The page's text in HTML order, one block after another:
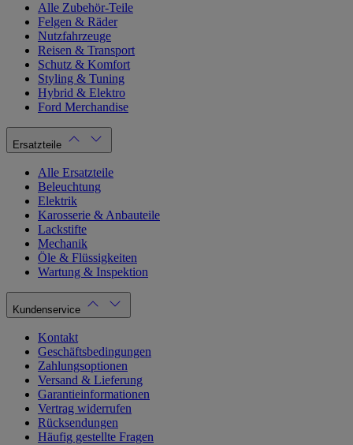
Alle Zubehör-Teile
Felgen & Räder
Nutzfahrzeuge
Reisen & Transport
Schutz & Komfort
Styling & Tuning
Hybrid & Elektro
Ford Merchandise
Ersatzteile
Alle Ersatzteile
Beleuchtung
Elektrik
Karosserie & Anbauteile
Lackstifte
Mechanik
Öle & Flüssigkeiten
Wartung & Inspektion
Kundenservice
Kontakt
Geschäftsbedingungen
Zahlungsoptionen
Versand & Lieferung
Garantieinformationen
Vertrag widerrufen
Rücksendungen
Häufig gestellte Fragen